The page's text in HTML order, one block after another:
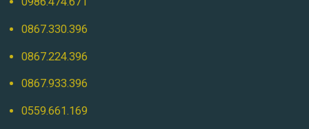
0867.330.396
0867.224.396
0867.933.396
0559.661.169